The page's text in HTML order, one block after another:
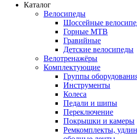
Каталог
Велосипеды
Шоссейные
Горные МTB
Гравийные
Детские велосипеды
Велотренажёры
Комплектующие
Группы
Инструменты
Колеса
Педали и шипы
Переключение
Покрышки и камеры
Ремкомплекты,